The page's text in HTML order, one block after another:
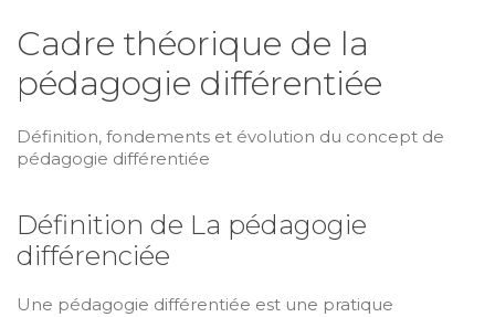
Cadre théorique de la
pédagogie différentiée
Définition, fondements et évolution du concept de
pédagogie différentiée
Définition de La pédagogie
différenciée
Une pédagogie différentiée est une pratique